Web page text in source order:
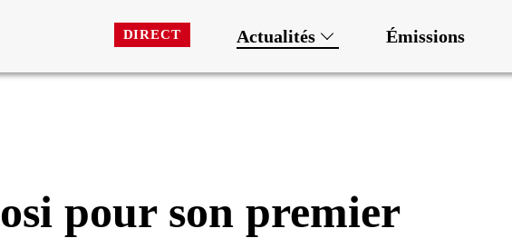
DIRECT Actualités Émissions
pour son premier